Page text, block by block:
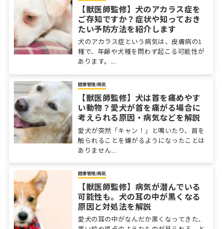
【獣医師監修】犬のアカラス症を
ご存知ですか？症状や知っておき
たい予防方法を紹介します
犬のアカラス症という病気は、皮膚病の1
種で、年齢や犬種を問わず起こる可能性が
あります。...
健康管理/病気
【獣医師監修】犬は首を痛めやす
い動物？愛犬が首を痛がる場合に
考えられる原因・病気などを解説
愛犬が突然「キャン！」と鳴いたり、首を
触られることを嫌がるようになったことは
ありません...
健康管理/病気
【獣医師監修】病気が潜んでいる
可能性も。犬の耳の中が黒くなる
原因と対処法を解説
愛犬の耳の中がなんだか黒くなってきた、